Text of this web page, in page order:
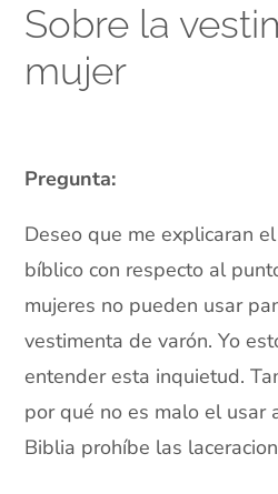
Sobre la
mujer
Pregunta:
Deseo que me explicaran
bíblico con respecto al
mujeres no pueden usar
vestimenta de varón. Yo
entender esta inquietud.
por qué no es malo el usar
Biblia prohíbe las